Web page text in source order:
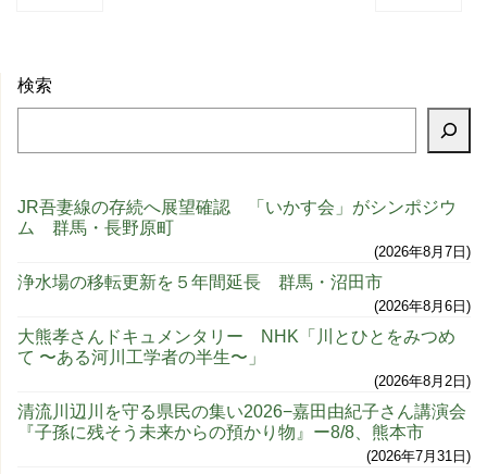
検索
JR吾妻線の存続へ展望確認 「いかす会」がシンポジウ
ム 群馬・長野原町
2026年8月7日
浄水場の移転更新を５年間延長 群馬・沼田市
2026年8月6日
大熊孝さんドキュメンタリー NHK「川とひとをみつめ
て 〜ある河川工学者の半生〜」
2026年8月2日
清流川辺川を守る県民の集い2026−嘉田由紀子さん講演会
『子孫に残そう未来からの預かり物』ー8/8、熊本市
2026年7月31日